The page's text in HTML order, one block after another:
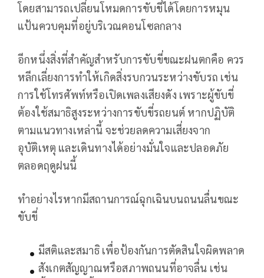
โดยสามารถเปลี่ยนโหมดการขับขี่ได้โดยการหมุน
แป้นควบคุมที่อยู่บริเวณคอนโซลกลาง
อีกหนึ่งสิ่งที่สำคัญสำหรับการขับขี่ขณะฝนตกคือ ควร
หลีกเลี่ยงการทำให้เกิดสิ่งรบกวนระหว่างขับรถ เช่น
การใช้โทรศัพท์หรือเปิดเพลงเสียงดัง เพราะผู้ขับขี่
ต้องใช้สมาธิสูงระหว่างการขับขี่รถยนต์ หากปฏิบัติ
ตามแนวทางเหล่านี้ จะช่วยลดความเสี่ยงจาก
อุบัติเหตุ และเดินทางได้อย่างมั่นใจและปลอดภัย
ตลอดฤดูฝนนี้
ทำอย่างไรหากมีสถานการณ์ฉุกเฉินบนถนนลื่นขณะ
ขับขี่
มีสติและสมาธิ เพื่อป้องกันการตัดสินใจผิดพลาด
สังเกตสัญญาณหรือสภาพถนนที่อาจลื่น เช่น